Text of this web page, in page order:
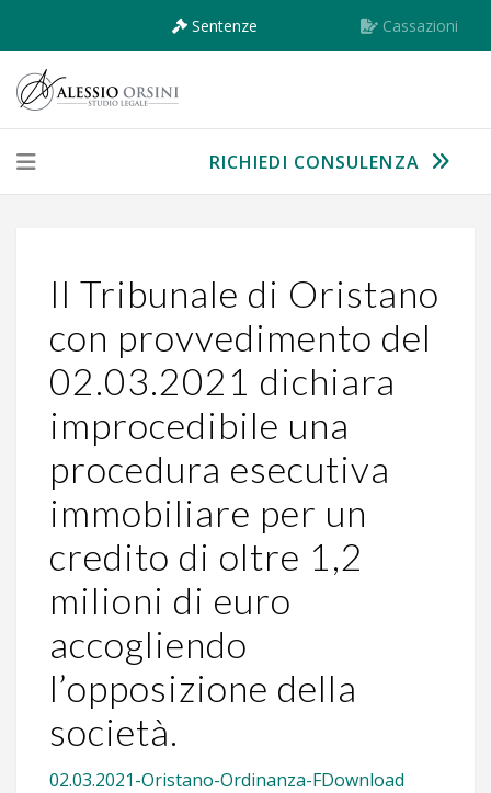
Sentenze Cassazioni
RICHIEDI CONSULENZA
Il Tribunale di Oristano
con provvedimento del
02.03.2021 dichiara
improcedibile una
procedura esecutiva
immobiliare per un
credito di oltre 1,2
milioni di euro
accogliendo
l’opposizione della
società.
02.03.2021-Oristano-Ordinanza-FDownload